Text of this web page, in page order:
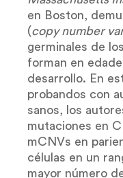
en Boston,
(copy number
germinales de
forman en
desarrollo. En
probandos con
sanos, los
mutaciones en
mCNVs en
células en un
mayor número